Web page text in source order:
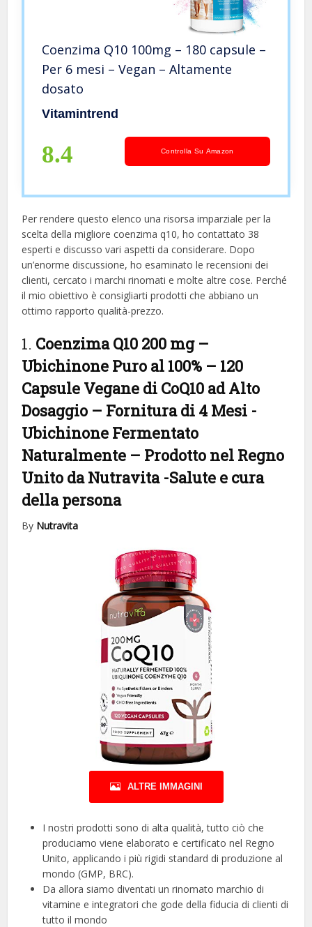
Coenzima Q10 100mg – 180 capsule –
Per 6 mesi – Vegan – Altamente
dosato
Vitamintrend
8.4 Controlla Su Amazon
Per rendere questo elenco una risorsa imparziale per la
scelta della migliore coenzima q10, ​​ho contattato 38
esperti e discusso vari aspetti da considerare. Dopo
un’enorme discussione, ho esaminato le recensioni dei
clienti, cercato i marchi rinomati e molte altre cose. Perché
il mio obiettivo è consigliarti prodotti che abbiano un
ottimo rapporto qualità-prezzo.
1. Coenzima Q10 200 mg –
Ubichinone Puro al 100% – 120
Capsule Vegane di CoQ10 ad Alto
Dosaggio – Fornitura di 4 Mesi -
Ubichinone Fermentato
Naturalmente – Prodotto nel Regno
Unito da Nutravita -Salute e cura
della persona
By Nutravita
ALTRE IMMAGINI
I nostri prodotti sono di alta qualità, tutto ciò che
produciamo viene elaborato e certificato nel Regno
Unito, applicando i più rigidi standard di produzione al
mondo (GMP, BRC).
Da allora siamo diventati un rinomato marchio di
vitamine e integratori che gode della fiducia di clienti di
tutto il mondo